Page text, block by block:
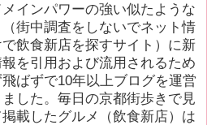
メインパワーの強い似たような
街中調査をしないでネット情
飲食新店を探すサイト）に新
報を引用および流用されるため
ばずで10年以上ブログを運営
ました。毎日の京都街歩きで見
載したグルメ（飲食新店）は